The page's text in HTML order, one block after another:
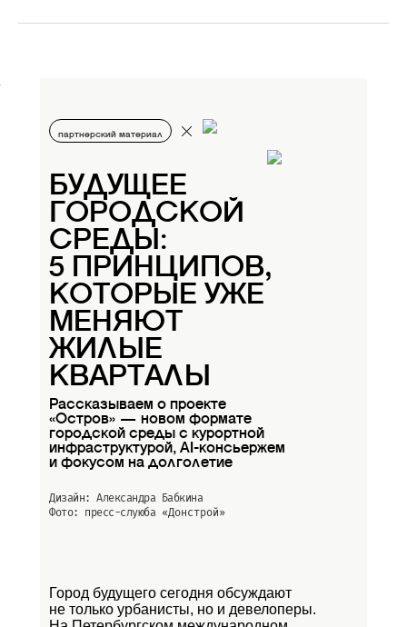
партнерский материал
БУДУЩЕЕ
ГОРОДСКОЙ
СРЕДЫ:
5 ПРИНЦИПОВ,
КОТОРЫЕ УЖЕ
МЕНЯЮТ
ЖИЛЫЕ
КВАРТАЛЫ
Рассказываем о проекте
«Остров» — новом формате
городской среды с курортной
инфраструктурой, AI-консьержем
и фокусом на долголетие
Дизайн: Александра Бабкина
Фото: пресс-слуюба «Донстрой»
Город будущего сегодня обсуждают
не только урбанисты, но и девелоперы.